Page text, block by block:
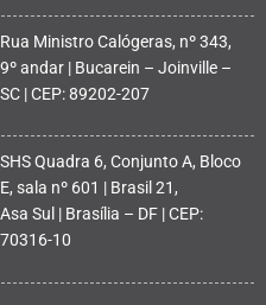
Rua Ministro Calógeras, nº 343,
9º andar | Bucarein – Joinville –
SC | CEP: 89202-207
SHS Quadra 6, Conjunto A, Bloco
E, sala nº 601 | Brasil 21,
Asa Sul | Brasília – DF | CEP:
70316-10